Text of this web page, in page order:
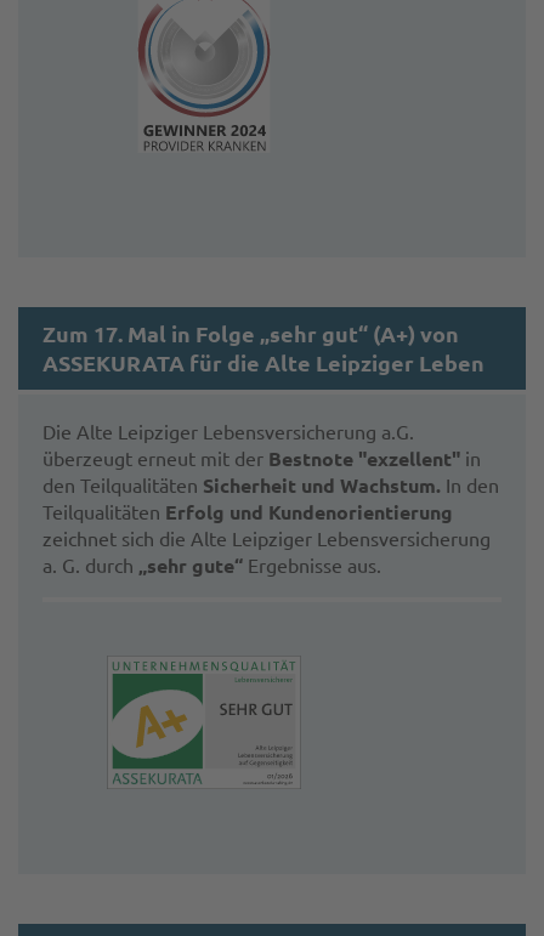
Zum 17. Mal in Folge „sehr gut“ (A+) von
ASSEKURATA für die Alte Leipziger Leben
Die Alte Leipziger Lebensversicherung a.G.
überzeugt erneut mit der Bestnote "exzellent" in
den Teilqualitäten Sicherheit und Wachstum. In den
Teilqualitäten Erfolg und Kundenorientierung
zeichnet sich die Alte Leipziger Lebensversicherung
a. G. durch „sehr gute“ Ergebnisse aus.